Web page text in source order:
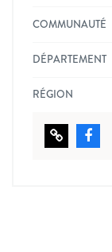
COMMUNAUTÉ
DÉPARTEMENT
RÉGION